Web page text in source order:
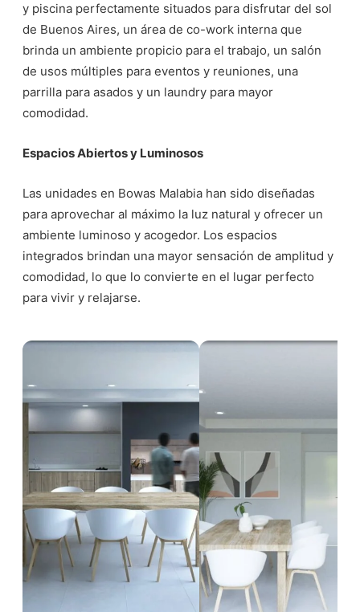
y piscina perfectamente situados para disfrutar del sol
de Buenos Aires, un área de co-work interna que
brinda un ambiente propicio para el trabajo, un salón
de usos múltiples para eventos y reuniones, una
parrilla para asados y un laundry para mayor
comodidad.
Espacios Abiertos y Luminosos
Las unidades en Bowas Malabia han sido diseñadas
para aprovechar al máximo la luz natural y ofrecer un
ambiente luminoso y acogedor. Los espacios
integrados brindan una mayor sensación de amplitud y
comodidad, lo que lo convierte en el lugar perfecto
para vivir y relajarse.